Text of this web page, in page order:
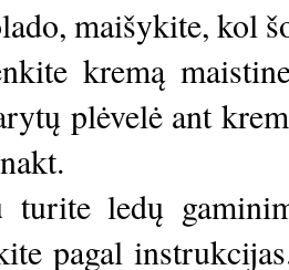
maišykite, kol
kremą
plėvelė ant
turite ledų
pagal